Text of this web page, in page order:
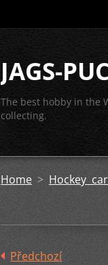
JAGS-
The best hobby in the
collecting.
Home > Hockey
Předchozí